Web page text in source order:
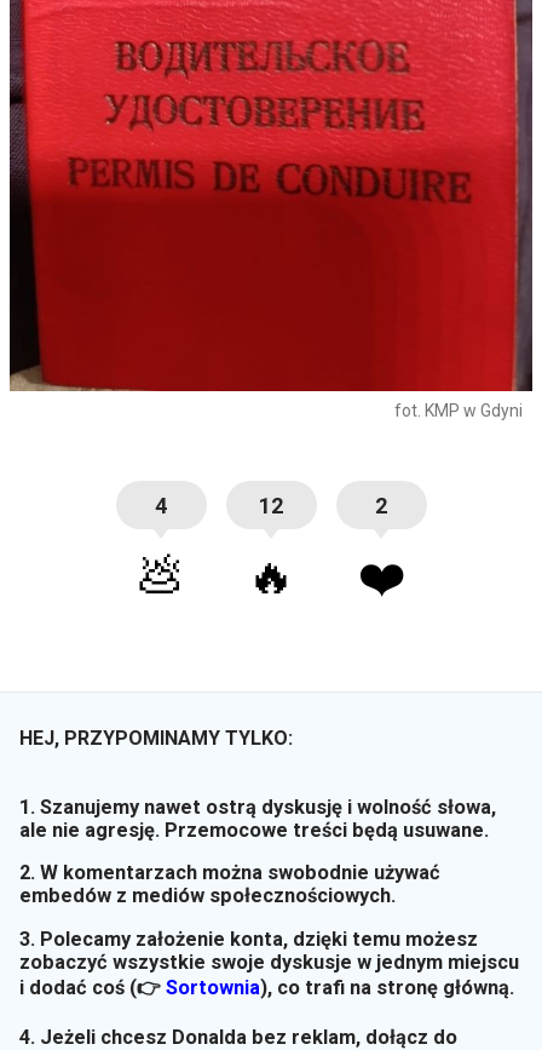
fot. KMP w Gdyni
4
💩
12
🔥
2
❤️
HEJ, PRZYPOMINAMY TYLKO:
1. Szanujemy nawet ostrą dyskusję i wolność słowa,
ale nie agresję. Przemocowe treści będą usuwane.
2. W komentarzach można swobodnie używać
embedów z mediów społecznościowych.
3. Polecamy założenie konta, dzięki temu możesz
zobaczyć wszystkie swoje dyskusje w jednym miejscu
i dodać coś (👉 Sortownia), co trafi na stronę główną.
4. Jeżeli chcesz Donalda bez reklam, dołącz do